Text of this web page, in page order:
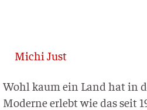
Michi Just
Wohl kaum ein Land hat in
Moder­ne erlebt wie das seit